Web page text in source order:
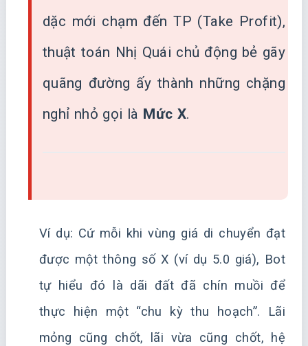
dặc mới chạm đến TP (Take Profit),
thuật toán Nhị Quái chủ động bẻ gãy
quãng đường ấy thành những chặng
nghỉ nhỏ gọi là Mức X.
Ví dụ: Cứ mỗi khi vùng giá di chuyển đạt
được một thông số X (ví dụ 5.0 giá), Bot
tự hiểu đó là dãi đất đã chín muồi để
thực hiện một “chu kỳ thu hoạch”. Lãi
mỏng cũng chốt, lãi vừa cũng chốt, hệ